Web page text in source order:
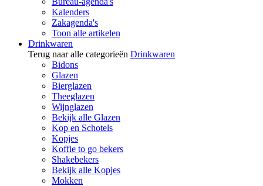
Kalenders
Zakagenda's
Toon alle artikelen
Drinkwaren
Terug naar alle categorieën Drinkwaren
Bidons
Glazen
Bierglazen
Theeglazen
Wijnglazen
Bekijk alle Glazen
Kop en Schotels
Kopjes
Koffie to go bekers
Shakebekers
Bekijk alle Kopjes
Mokken